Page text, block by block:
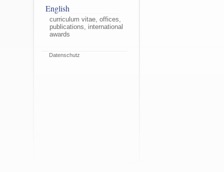
English
curriculum vitae, offices,
publications, international
awards
Datenschutz